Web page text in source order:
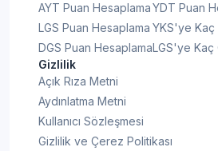
AYT Puan Hesaplama
LGS Puan Hesaplama
DGS Puan Hesaplama
YDT Puan
YKS'ye Kaç
LGS'ye Kaç
Gizlilik
Açık Rıza Metni
Aydınlatma Metni
Kullanıcı Sözleşmesi
Gizlilik ve Çerez Politikası